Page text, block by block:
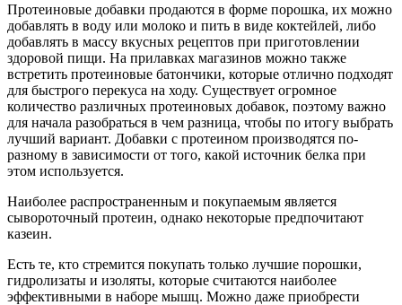
Протеиновые добавки продаются в форме порошка, их можно
добавлять в воду или молоко и пить в виде коктейлей, либо
добавлять в массу вкусных рецептов при приготовлении
здоровой пищи. На прилавках магазинов можно также
встретить протеиновые батончики, которые отлично подходят
для быстрого перекуса на ходу. Существует огромное
количество различных протеиновых добавок, поэтому важно
для начала разобраться в чем разница, чтобы по итогу выбрать
лучший вариант. Добавки с протеином производятся по-
разному в зависимости от того, какой источник белка при
этом используется.
Наиболее распространенным и покупаемым является
сывороточный протеин, однако некоторые предпочитают
казеин.
Есть те, кто стремится покупать только лучшие порошки,
гидролизаты и изоляты, которые считаются наиболее
эффективными в наборе мышц. Можно даже приобрести